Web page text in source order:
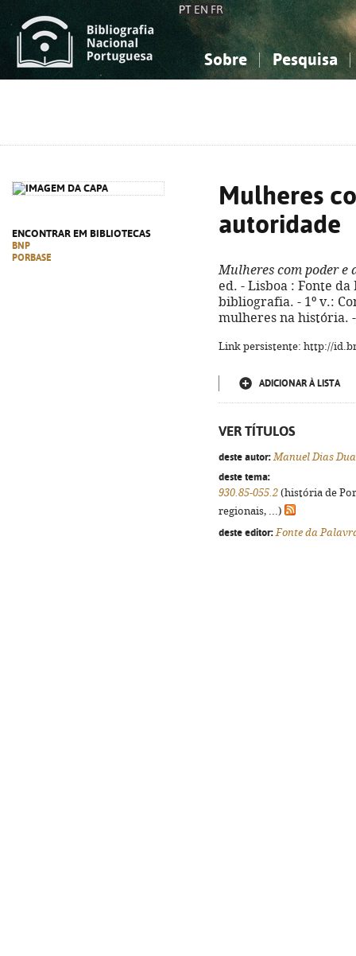
PT EN FR
Sobre Pesquisa
ENCONTRAR EM BIBLIOTECAS
BNP
PORBASE
Mulheres
autoridade
Mulheres com poder e
ed. - Lisboa : Fonte da
bibliografia. - 1º v.:
mulheres na história. -
Link persistente: http://
ADICIONAR À LISTA
VER TÍTULOS
deste autor: Manuel Dias
deste tema:
930.85-055.2 (história de
regionais, ...)
deste editor: Fonte da